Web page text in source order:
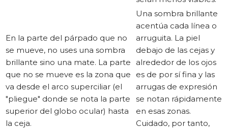
En la parte del párpado que no
se mueve, no uses una sombra
brillante sino una mate. La parte
que no se mueve es la zona que
va desde el arco superciliar (el
"pliegue" donde se nota la parte
superior del globo ocular) hasta
la ceja.
Una sombra brillante
acentúa cada línea o
arruguita. La piel
debajo de las cejas y
alrededor de los ojos
es de por sí fina y las
arrugas de expresión
se notan rápidamente
en esas zonas.
Cuidado, por tanto,